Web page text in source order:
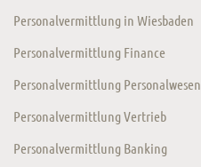
Personalvermittlung in Wiesbaden
Personalvermittlung Finance
Personalvermittlung Personalwesen
Personalvermittlung Vertrieb
Personalvermittlung Banking